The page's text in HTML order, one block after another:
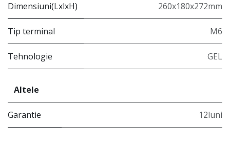
Dimensiuni(LxlxH) 260x180x272mm
Tip terminal M6
Tehnologie GEL
Altele
Garantie 12luni